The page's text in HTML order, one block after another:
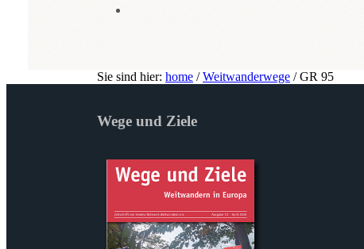
Sie sind hier: home /Weitwanderwege /GR 95
Wege und Ziele